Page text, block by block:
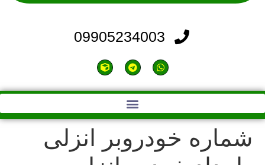
09905234003
شماره خودروبر انزلی